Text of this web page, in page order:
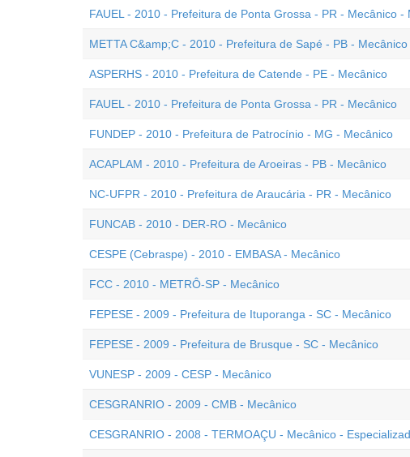
FAUEL - 2010 - Prefeitura de Ponta Grossa - PR - Mecânico -
METTA C&amp;C - 2010 - Prefeitura de Sapé - PB - Mecânico
ASPERHS - 2010 - Prefeitura de Catende - PE - Mecânico
FAUEL - 2010 - Prefeitura de Ponta Grossa - PR - Mecânico
FUNDEP - 2010 - Prefeitura de Patrocínio - MG - Mecânico
ACAPLAM - 2010 - Prefeitura de Aroeiras - PB - Mecânico
NC-UFPR - 2010 - Prefeitura de Araucária - PR - Mecânico
FUNCAB - 2010 - DER-RO - Mecânico
CESPE (Cebraspe) - 2010 - EMBASA - Mecânico
FCC - 2010 - METRÔ-SP - Mecânico
FEPESE - 2009 - Prefeitura de Ituporanga - SC - Mecânico
FEPESE - 2009 - Prefeitura de Brusque - SC - Mecânico
VUNESP - 2009 - CESP - Mecânico
CESGRANRIO - 2009 - CMB - Mecânico
CESGRANRIO - 2008 - TERMOAÇU - Mecânico -